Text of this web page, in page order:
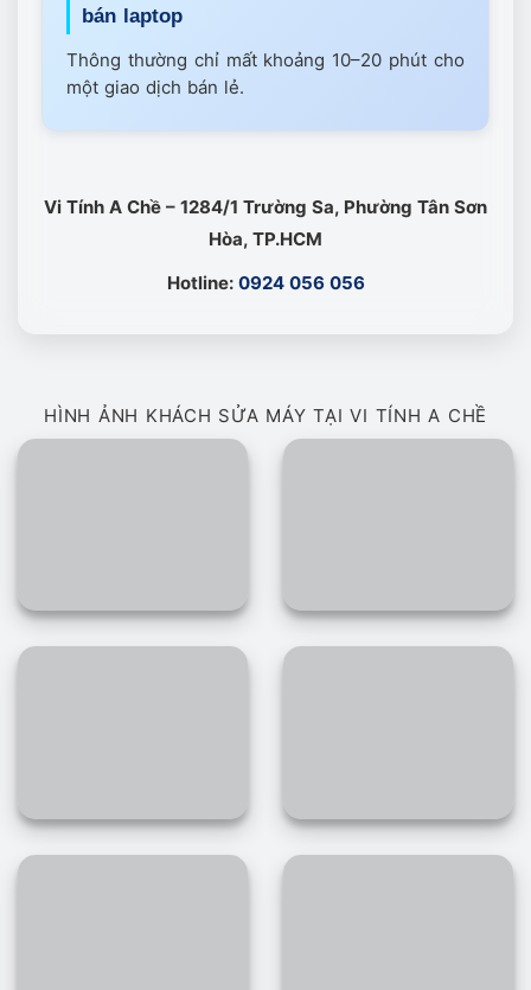
bán laptop
Thông thường chỉ mất khoảng 10–20 phút cho
một giao dịch bán lẻ.
Vi Tính A Chề – 1284/1 Trường Sa, Phường Tân Sơn
Hòa, TP.HCM
Hotline: 0924 056 056
HÌNH ẢNH KHÁCH SỬA MÁY TẠI VI TÍNH A CHỀ